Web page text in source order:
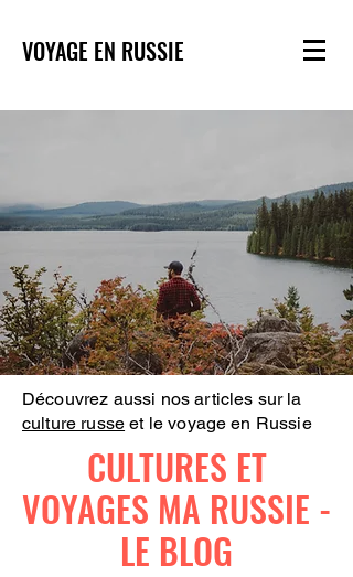
VOYAGE EN RUSSIE
Découvrez aussi nos articles sur la
culture russe et le voyage en Russie
CULTURES ET
VOYAGES MA RUSSIE -
LE BLOG